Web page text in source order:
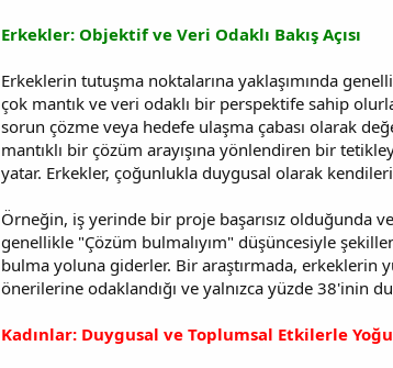
Erkekler: Objektif ve Veri Odaklı Bakış Açısı
Erkeklerin tutuşma noktalarına yaklaşımında
çok mantık ve veri odaklı bir perspektife sahip
sorun çözme veya hedefe ulaşma çabası olarak
mantıklı bir çözüm arayışına yönlendiren bir
yatar. Erkekler, çoğunlukla duygusal olarak
Örneğin, iş yerinde bir proje başarısız olduğunda
genellikle "Çözüm bulmalıyım" düşüncesiyle
bulma yoluna giderler. Bir araştırmada, erkeklerin
önerilerine odaklandığı ve yalnızca yüzde 38'inin
Kadınlar: Duygusal ve Toplumsal Etkilerle